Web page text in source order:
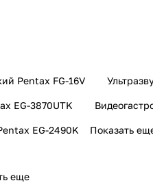
Pentax FG-16V
EG-3870UTK
EG-2490K Показать
еще